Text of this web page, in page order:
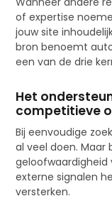
of expertise
jouw site
bron benoemt
een van de drie
Het
competitieve
Bij eenvoudige
al veel doen. Maar
geloofwaardigheid
externe signalen
versterken.